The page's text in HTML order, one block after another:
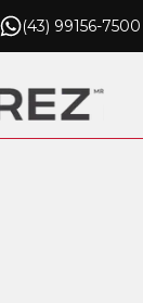
(43) 99156-7500